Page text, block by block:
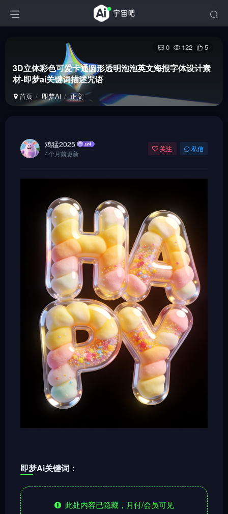
3D立体彩色可爱卡通圆形透明泡泡英文海报字体设计素
材-即梦ai关键词描述咒语
首页 即梦Ai 正文
0 122 5
鸡猛2025
4个月前更新
关注 私信
即梦Ai关键词：
此处内容已隐藏，月付/会员可见